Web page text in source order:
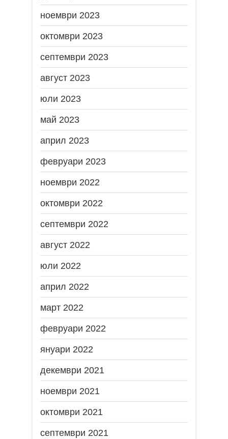
ноември 2023
октомври 2023
септември 2023
август 2023
юли 2023
май 2023
април 2023
февруари 2023
ноември 2022
октомври 2022
септември 2022
август 2022
юли 2022
април 2022
март 2022
февруари 2022
януари 2022
декември 2021
ноември 2021
октомври 2021
септември 2021